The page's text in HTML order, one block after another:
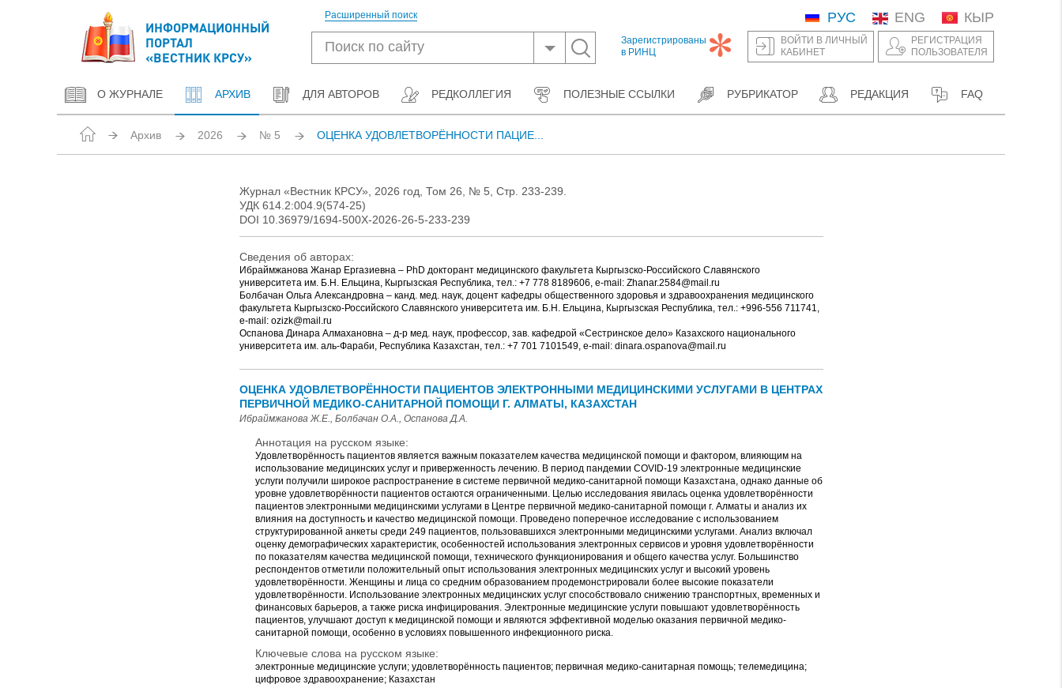
ИНФОРМАЦИОННЫЙ
ПОРТАЛ
«ВЕСТНИК КРСУ»
Расширенный поиск
Зарегистрированы
в РИНЦ
РУС ENG КЫР
ВОЙТИ В ЛИЧНЫЙ
КАБИНЕТ
РЕГИСТРАЦИЯ
ПОЛЬЗОВАТЕЛЯ
О ЖУРНАЛЕ АРХИВ ДЛЯ АВТОРОВ РЕДКОЛЛЕГИЯ ПОЛЕЗНЫЕ ССЫЛКИ РУБРИКАТОР РЕДАКЦИЯ FAQ
Архив 2026 № 5 ОЦЕНКА УДОВЛЕТВОРЁННОСТИ ПАЦИЕ...
Журнал «Вестник КРСУ», 2026 год, Том 26, № 5, Стр. 233-239.
УДК 614.2:004.9(574-25)
DOI 10.36979/1694-500Х-2026-26-5-233-239
Сведения об авторах:
Ибраймжанова Жанар Ергазиевна – PhD докторант медицинского факультета Кыргызско-Российского Славянского
университета им. Б.Н. Ельцина, Кыргызская Республика, тел.: +7 778 8189606, e-mail: Zhanar.2584@mail.ru
Болбачан Ольга Александровна – канд. мед. наук, доцент кафедры общественного здоровья и здравоохранения медицинского
факультета Кыргызско-Российского Славянского университета им. Б.Н. Ельцина, Кыргызская Республика, тел.: +996-556 711741,
e-mail: ozizk@mail.ru
Оспанова Динара Алмахановна – д-р мед. наук, профессор, зав. кафедрой «Сестринское дело» Казахского национального
университета им. аль-Фараби, Республика Казахстан, тел.: +7 701 7101549, e-mail: dinara.ospanova@mail.ru
ОЦЕНКА УДОВЛЕТВОРЁННОСТИ ПАЦИЕНТОВ ЭЛЕКТРОННЫМИ МЕДИЦИНСКИМИ УСЛУГАМИ В ЦЕНТРАХ
ПЕРВИЧНОЙ МЕДИКО-САНИТАРНОЙ ПОМОЩИ Г. АЛМАТЫ, КАЗАХСТАН
Ибраймжанова Ж.Е., Болбачан О.А., Оспанова Д.А.
Аннотация на русском языке:
Удовлетворённость пациентов является важным показателем качества медицинской помощи и фактором, влияющим на
использование медицинских услуг и приверженность лечению. В период пандемии COVID-19 электронные медицинские
услуги получили широкое распространение в системе первичной медико-санитарной помощи Казахстана, однако данные об
уровне удовлетворённости пациентов остаются ограниченными. Целью исследования явилась оценка удовлетворённости
пациентов электронными медицинскими услугами в Центре первичной медико-санитарной помощи г. Алматы и анализ их
влияния на доступность и качество медицинской помощи. Проведено поперечное исследование с использованием
структурированной анкеты среди 249 пациентов, пользовавшихся электронными медицинскими услугами. Анализ включал
оценку демографических характеристик, особенностей использования электронных сервисов и уровня удовлетворённости
по показателям качества медицинской помощи, технического функционирования и общего качества услуг. Большинство
респондентов отметили положительный опыт использования электронных медицинских услуг и высокий уровень
удовлетворённости. Женщины и лица со средним образованием продемонстрировали более высокие показатели
удовлетворённости. Использование электронных медицинских услуг способствовало снижению транспортных, временных и
финансовых барьеров, а также риска инфицирования. Электронные медицинские услуги повышают удовлетворённость
пациентов, улучшают доступ к медицинской помощи и являются эффективной моделью оказания первичной медико-
санитарной помощи, особенно в условиях повышенного инфекционного риска.
Ключевые слова на русском языке:
электронные медицинские услуги; удовлетворённость пациентов; первичная медико-санитарная помощь; телемедицина;
цифровое здравоохранение; Казахстан